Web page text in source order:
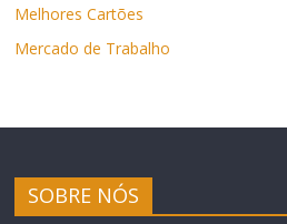
Melhores Cartões
Mercado de Trabalho
SOBRE NÓS